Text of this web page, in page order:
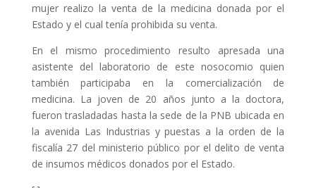
mujer realizo la venta de la medicina donada por el
Estado y el cual tenía prohibida su venta.
En el mismo procedimiento resulto apresada una
asistente del laboratorio de este nosocomio quien
también participaba en la comercialización de
medicina. La joven de 20 años junto a la doctora,
fueron trasladadas hasta la sede de la PNB ubicada en
la avenida Las Industrias y puestas a la orden de la
fiscalía 27 del ministerio público por el delito de venta
de insumos médicos donados por el Estado.